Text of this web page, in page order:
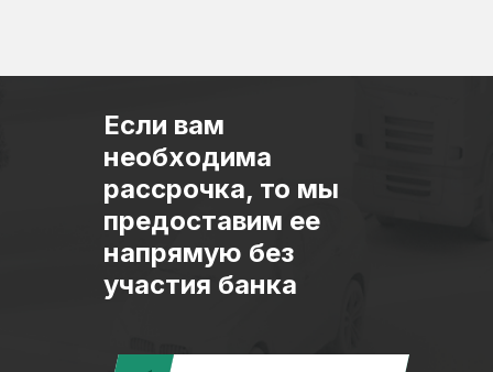
Если вам
необходима
рассрочка, то мы
предоставим ее
напрямую без
участия банка